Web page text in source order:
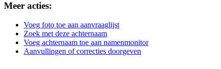
Meer acties:
Voeg foto toe aan aanvraaglijst
Zoek met deze achternaam
Voeg achternaam toe aan namenmonitor
Aanvullingen of correcties doorgeven